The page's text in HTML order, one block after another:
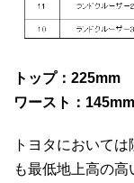
トップ：225mm
ワースト：145mm
トヨタにおいては
も最低地上高の